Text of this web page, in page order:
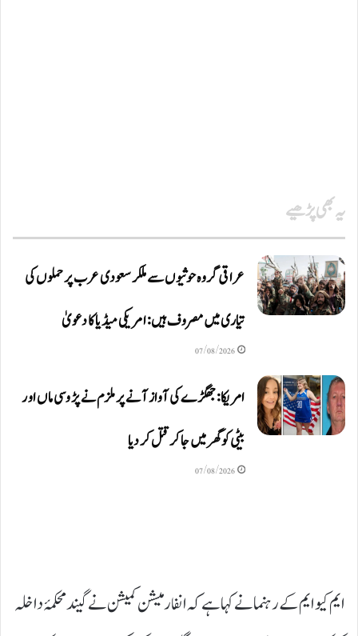
یہ بھی پڑھیے
عراقی گروہ حوثیوں سے ملکر سعودی عرب پر حملوں کی
تیاری میں مصروف ہیں: امریکی میڈیا کا دعویٰ
07/08/2026
امریکا: جھگڑے کی آواز آنے پر ملزم نے پڑوسی ماں اور
بیٹی کو گھر میں جا کر قتل کر دیا
07/08/2026
ایم کیو ایم کے رہنما نے کہا ہے کہ انفارمیشن کمیشن نے گیند محکمۂ داخلہ